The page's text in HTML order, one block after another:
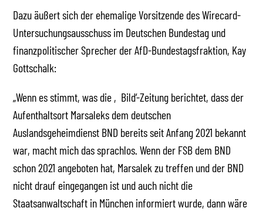
Dazu äußert sich der ehemalige Vorsitzende des Wirecard-
Untersuchungsausschuss im Deutschen Bundestag und
finanzpolitischer Sprecher der AfD-Bundestagsfraktion, Kay
Gottschalk:
„Wenn es stimmt, was die ‚Bild‘-Zeitung berichtet, dass der
Aufenthaltsort Marsaleks dem deutschen
Auslandsgeheimdienst BND bereits seit Anfang 2021 bekannt
war, macht mich das sprachlos. Wenn der FSB dem BND
schon 2021 angeboten hat, Marsalek zu treffen und der BND
nicht drauf eingegangen ist und auch nicht die
Staatsanwaltschaft in München informiert wurde, dann wäre